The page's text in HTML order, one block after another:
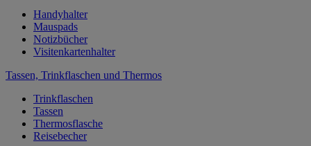
Handyhalter
Mauspads
Notizbücher
Visitenkartenhalter
Tassen, Trinkflaschen und Thermos
Trinkflaschen
Tassen
Thermosflasche
Reisebecher